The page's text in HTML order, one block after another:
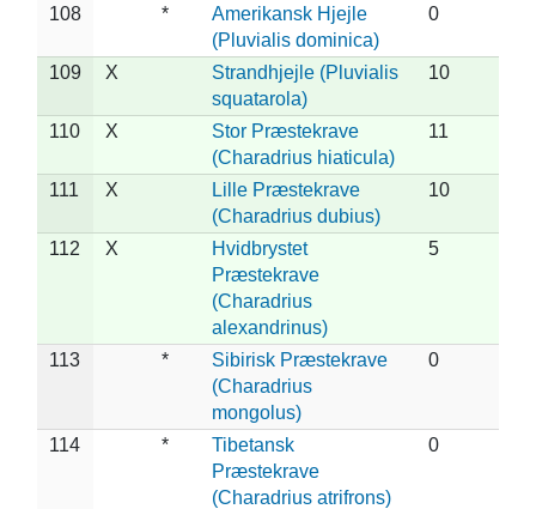
108 *
Amerikansk Hjejle
(Pluvialis dominica)
0
109 X
Strandhjejle (Pluvialis
squatarola)
10
110 X
Stor Præstekrave
(Charadrius hiaticula)
11
111 X
Lille Præstekrave
(Charadrius dubius)
10
112 X
Hvidbrystet
Præstekrave
(Charadrius
alexandrinus)
5
113 *
Sibirisk Præstekrave
(Charadrius
mongolus)
0
114 *
Tibetansk
Præstekrave
(Charadrius atrifrons)
0